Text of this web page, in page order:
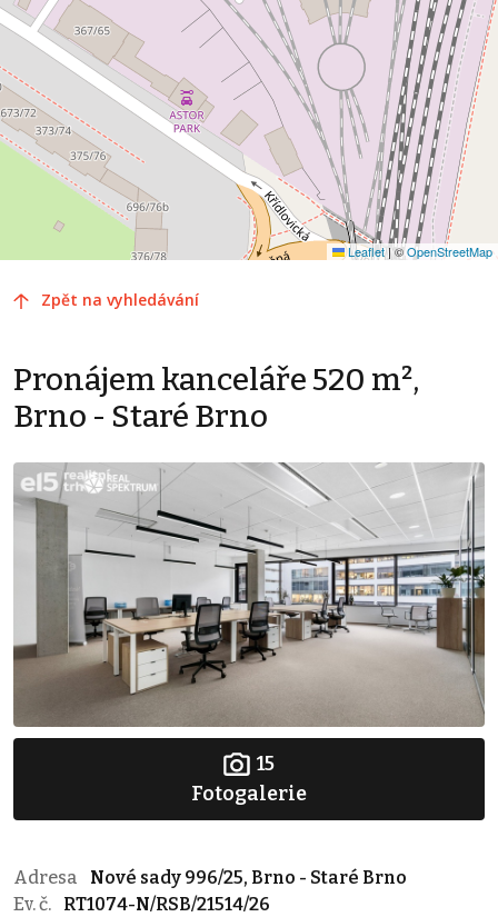
Leaflet|©OpenStreetMap
Zpět na vyhledávání
Pronájem kanceláře 520 m²,
Brno - Staré Brno
15
Fotogalerie
Adresa
Nové sady 996/25, Brno - Staré Brno
Ev. č.
RT1074-N/RSB/21514/26